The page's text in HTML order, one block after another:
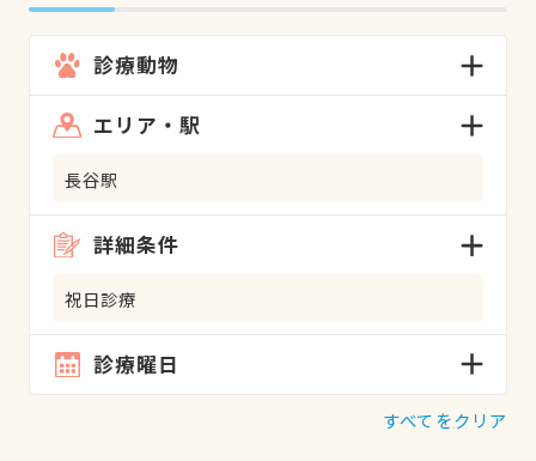
診療動物
エリア・駅
長谷駅
詳細条件
祝日診療
診療曜日
すべてをクリア